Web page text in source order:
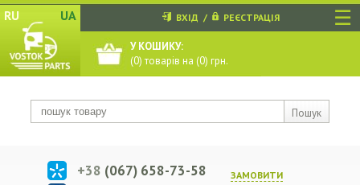
☰
RU UA
Пошук
ВХІД / РЕЄСТРАЦІЯ
У КОШИКУ:
(0) товарів на (0) грн.
ЗАМОВИТИ
+38 (067) 658-73-58